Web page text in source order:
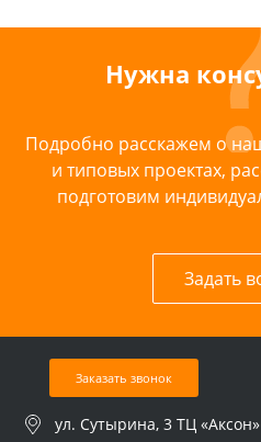
Нужна
Подробно расскажем о
и типовых проектах,
подготовим
Задать
Заказать звонок
ул. Сутырина, 3 ТЦ «Аксон»